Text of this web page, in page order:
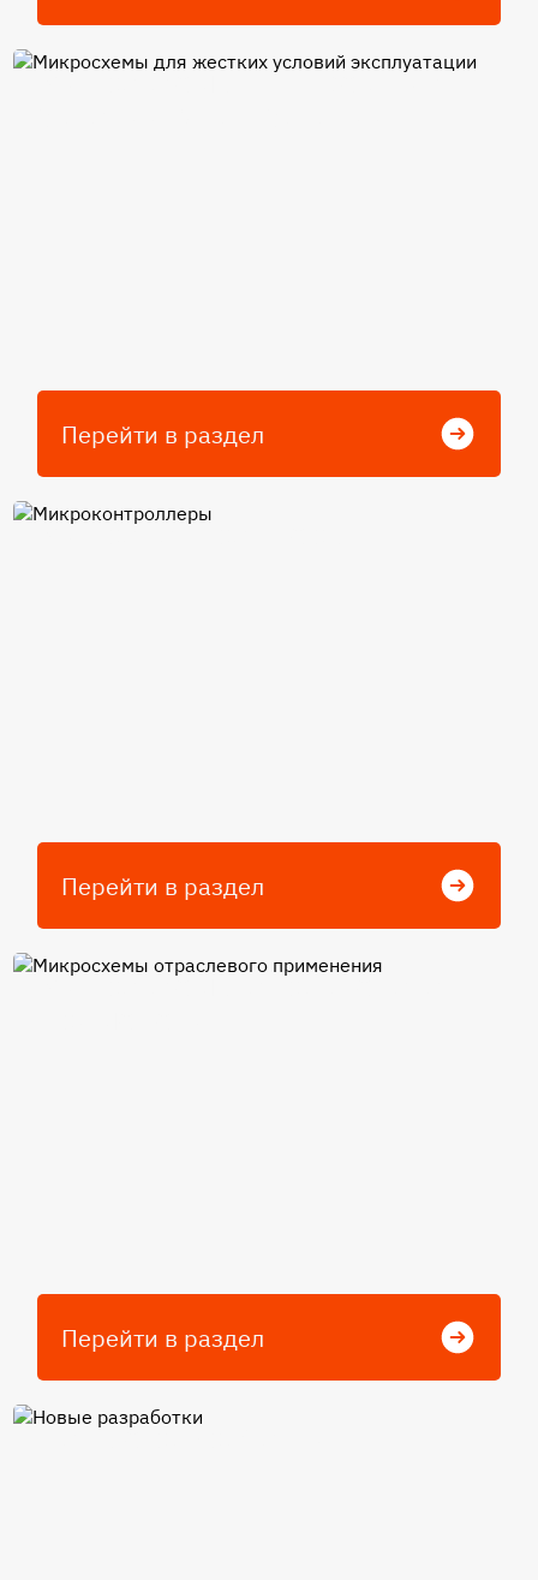
Микросхемы для жестких
Перейти в раздел
Микроконтроллеры
Перейти в раздел
Микросхемы отраслевого
Перейти в раздел
Новые разработки